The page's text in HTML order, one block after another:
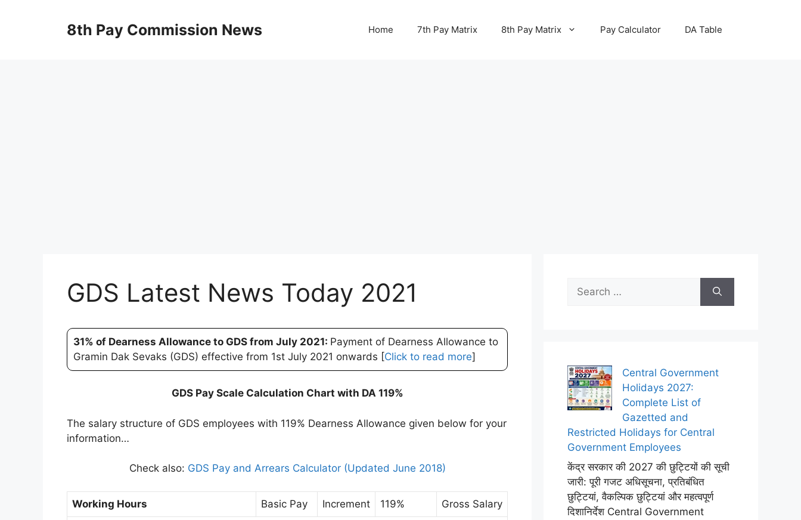
8th Pay Commission News Home 7th Pay Matrix 8th Pay Matrix Pay Calculator DA Table
GDS Latest News Today 2021
31% of Dearness Allowance to GDS from July 2021: Payment of Dearness Allowance to
Gramin Dak Sevaks (GDS) effective from 1st July 2021 onwards [Click to read more]
GDS Pay Scale Calculation Chart with DA 119%
The salary structure of GDS employees with 119% Dearness Allowance given below for your
information…
Check also: GDS Pay and Arrears Calculator (Updated June 2018)
Working Hours Basic Pay Increment 119% Gross Salary
for:
Central Government
Holidays 2027:
Complete List of
Gazetted and
Restricted Holidays for Central
Government Employees
केंद्र सरकार की 2027 की छुट्टियों की सूची
जारी: पूरी गजट अधिसूचना, प्रतिबंधित
छुट्टियां, वैकल्पिक छुट्टियां और महत्वपूर्ण
दिशानिर्देश Central Government